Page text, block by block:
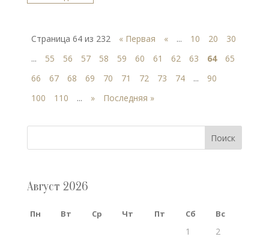
Страница 64 из 232 « Первая « ... 10 20
30
...
55 56 57 58 59 60 61 62 63 64
65
66
67 68 69 70 71 72 73 74 ...
90
100
110 ... » Последняя »
Поиск
Август 2026
Пн Вт Ср Чт Пт Сб Вс
1
2